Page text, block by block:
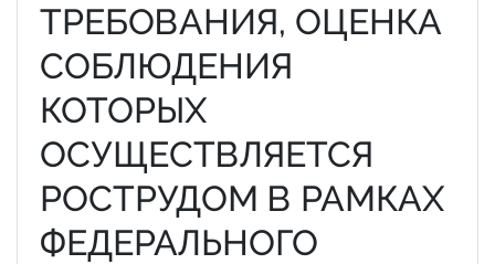
ТРЕБОВАНИЯ, ОЦЕНКА
СОБЛЮДЕНИЯ
КОТОРЫХ
ОСУЩЕСТВЛЯЕТСЯ
РОСТРУДОМ В РАМКАХ
ФЕДЕРАЛЬНОГО